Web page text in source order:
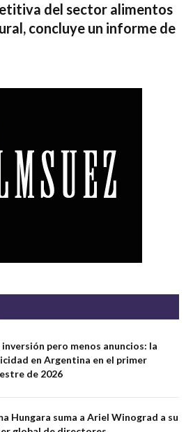
del sector alimentos
concluye un informe de
inversión pero menos anuncios: la
en Argentina en el primer
de 2026
Hungara suma a Ariel Winograd a su